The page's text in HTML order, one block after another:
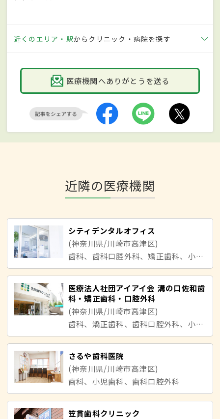
近くのエリア・駅からクリニック・病院を探す
医療機関へありがとうを送る
近隣の医療機関
シティデンタルオフィス
(神奈川県/川崎市高津区)
歯科、歯科口腔外科、矯正歯科、小児歯科
医療法人社団アイアイ会 溝の口佐和歯
科・矯正歯科・口腔外科
(神奈川県/川崎市高津区)
歯科、矯正歯科、歯科口腔外科、小児歯科
さるや歯科医院
(神奈川県/川崎市高津区)
歯科、小児歯科、歯科口腔外科
笠貫歯科クリニック